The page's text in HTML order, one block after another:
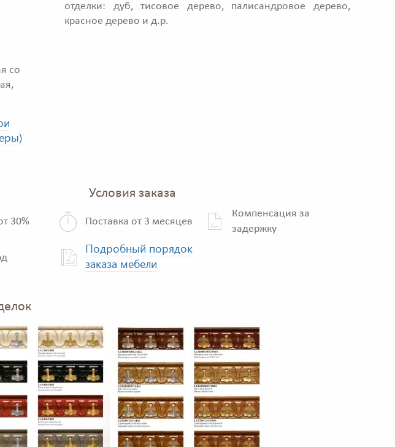
со
отделки: дуб, тисовое дерево, палисандровое дерево,
красное дерево и д.р.
Условия заказа
30% Поставка от 3 месяцев
Компенсация за
задержку
Подробный порядок
заказа мебели